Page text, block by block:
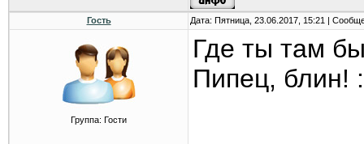
Гость Дата: Пятница, 23.06.2017, 15:21 |
Группа: Гости
Где ты там
Пипец, блин!